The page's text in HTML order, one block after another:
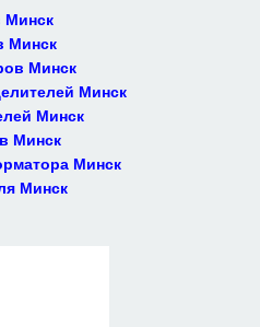
Минск
Минск
Минск
Минск
Минск
Минск
Минск
Минск